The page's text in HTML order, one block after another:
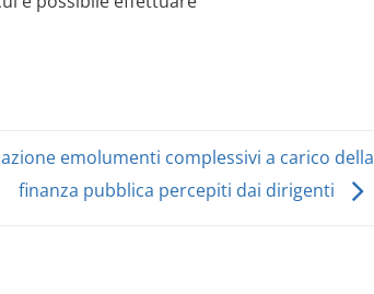
emolumenti complessivi a carico della
finanza pubblica percepiti dai dirigenti